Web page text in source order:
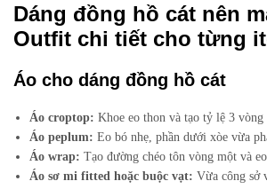
Dáng đồng hồ cát nên
Outfit chi tiết cho từng
Áo cho dáng đồng hồ cát
Áo croptop: Khoe eo thon và tạo tỷ lệ 3 vòng
Áo peplum: Eo bó nhẹ, phần dưới xòe vừa
Áo wrap: Tạo đường chéo tôn vòng một và eo.
Áo sơ mi fitted hoặc buộc vạt: Vừa công sở